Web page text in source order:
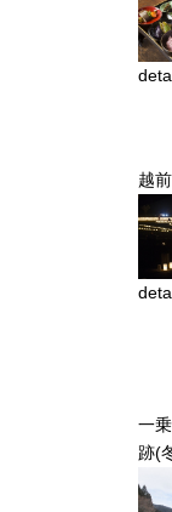
越
一
跡(